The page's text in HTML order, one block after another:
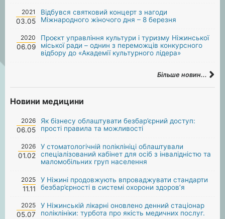
2021
03.05
Відбувся святковий концерт з нагоди
Міжнародного жіночого дня – 8 березня
2020
06.09
Проєкт управління культури і туризму Ніжинської
міської ради – однин з переможців конкурсного
відбору до «Академії культурного лідера»
Більше новин...
Новини медицини
2026
06.05
Як бізнесу облаштувати безбар’єрний доступ:
прості правила та можливості
2026
01.02
У стоматологічній поліклініці облаштували
спеціалізований кабінет для осіб з інвалідністю та
маломобільних груп населення
2025
11.11
У Ніжині продовжують впроваджувати стандарти
безбар’єрності в системі охорони здоров’я
2025
05.07
У Ніжинській лікарні оновлено денний стаціонар
поліклініки: турбота про якість медичних послуг.